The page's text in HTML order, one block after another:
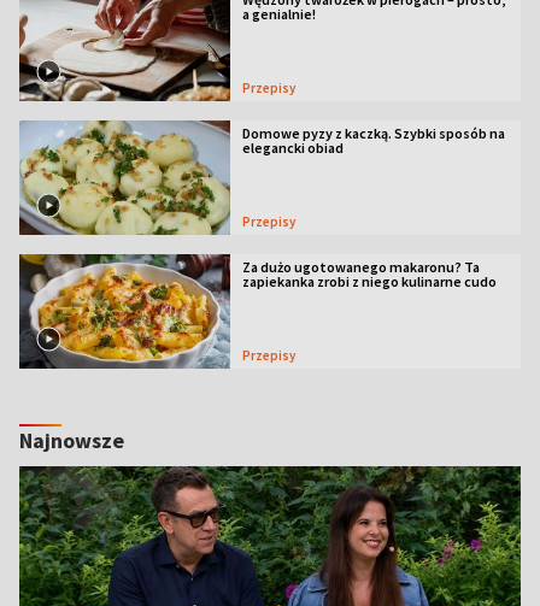
a genialnie!
Przepisy
Domowe pyzy z kaczką. Szybki sposób na
elegancki obiad
Przepisy
Za dużo ugotowanego makaronu? Ta
zapiekanka zrobi z niego kulinarne cudo
Przepisy
Najnowsze